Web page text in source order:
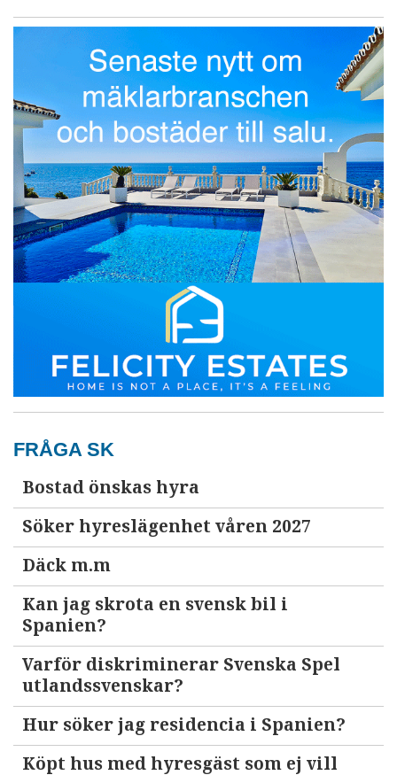
FRÅGA SK
Bostad önskas hyra
Söker hyreslägenhet våren 2027
Däck m.m
Kan jag skrota en svensk bil i
Spanien?
Varför diskriminerar Svenska Spel
utlandssvenskar?
Hur söker jag residencia i Spanien?
Köpt hus med hyresgäst som ej vill